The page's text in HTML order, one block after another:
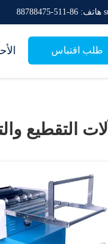
هاتف: 86-511-88788475
طلب اقتباس
آلات التقطيع